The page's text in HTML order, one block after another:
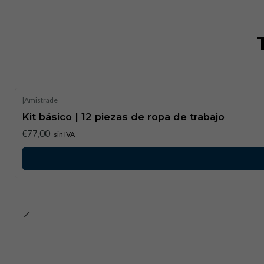
|Amistrade
Kit básico | 12 piezas de ropa de trabajo
€77,00 sin IVA